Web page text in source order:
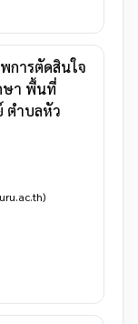
การตัดสินใจ
ษา พื้นที่
ตำบลหัว